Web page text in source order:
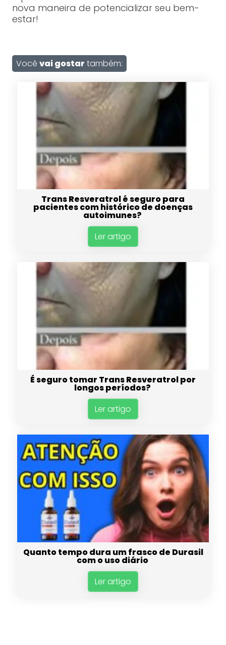
nova maneira de potencializar seu bem-
estar!
Você vai gostar também:
Trans Resveratrol é seguro para
pacientes com histórico de doenças
autoimunes?
Ler artigo
É seguro tomar Trans Resveratrol por
longos períodos?
Ler artigo
Quanto tempo dura um frasco de Durasil
com o uso diário
Ler artigo